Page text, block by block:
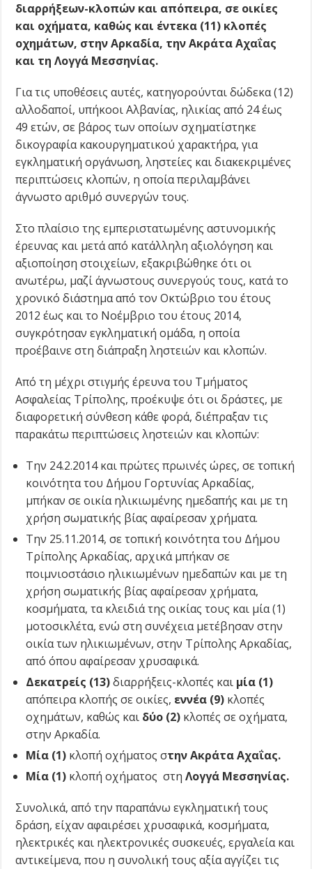
διαρρήξεων-κλοπών και απόπειρα, σε οικίες
και οχήματα, καθώς και έντεκα (11) κλοπές
οχημάτων, στην Αρκαδία, την Ακράτα Αχαΐας
και τη Λογγά Μεσσηνίας.
Για τις υποθέσεις αυτές, κατηγορούνται δώδεκα (12)
αλλοδαποί, υπήκοοι Αλβανίας, ηλικίας από 24 έως
49 ετών, σε βάρος των οποίων σχηματίστηκε
δικογραφία κακουργηματικού χαρακτήρα, για
εγκληματική οργάνωση, ληστείες και διακεκριμένες
περιπτώσεις κλοπών, η οποία περιλαμβάνει
άγνωστο αριθμό συνεργών τους.
Στο πλαίσιο της εμπεριστατωμένης αστυνομικής
έρευνας και μετά από κατάλληλη αξιολόγηση και
αξιοποίηση στοιχείων, εξακριβώθηκε ότι οι
ανωτέρω, μαζί άγνωστους συνεργούς τους, κατά το
χρονικό διάστημα από τον Οκτώβριο του έτους
2012 έως και το Νοέμβριο του έτους 2014,
συγκρότησαν εγκληματική ομάδα, η οποία
προέβαινε στη διάπραξη ληστειών και κλοπών.
Από τη μέχρι στιγμής έρευνα του Τμήματος
Ασφαλείας Τρίπολης, προέκυψε ότι οι δράστες, με
διαφορετική σύνθεση κάθε φορά, διέπραξαν τις
παρακάτω περιπτώσεις ληστειών και κλοπών:
Την 24.2.2014 και πρώτες πρωινές ώρες, σε τοπική
κοινότητα του Δήμου Γορτυνίας Αρκαδίας,
μπήκαν σε οικία ηλικιωμένης ημεδαπής και με τη
χρήση σωματικής βίας αφαίρεσαν χρήματα.
Την 25.11.2014, σε τοπική κοινότητα του Δήμου
Τρίπολης Αρκαδίας, αρχικά μπήκαν σε
ποιμνιοστάσιο ηλικιωμένων ημεδαπών και με τη
χρήση σωματικής βίας αφαίρεσαν χρήματα,
κοσμήματα, τα κλειδιά της οικίας τους και μία (1)
μοτοσικλέτα, ενώ στη συνέχεια μετέβησαν στην
οικία των ηλικιωμένων, στην Τρίπολης Αρκαδίας,
από όπου αφαίρεσαν χρυσαφικά.
Δεκατρείς (13)διαρρήξεις-κλοπές και μία (1)
απόπειρα κλοπής σε οικίες, εννέα (9) κλοπές
οχημάτων, καθώς και δύο (2) κλοπές σε οχήματα,
στην Αρκαδία.
Μία (1) κλοπή οχήματος στην Ακράτα Αχαΐας.
Μία (1) κλοπή οχήματος στηΛογγά Μεσσηνίας.
Συνολικά, από την παραπάνω εγκληματική τους
δράση, είχαν αφαιρέσει χρυσαφικά, κοσμήματα,
ηλεκτρικές και ηλεκτρονικές συσκευές, εργαλεία και
αντικείμενα, που η συνολική τους αξία αγγίζει τις